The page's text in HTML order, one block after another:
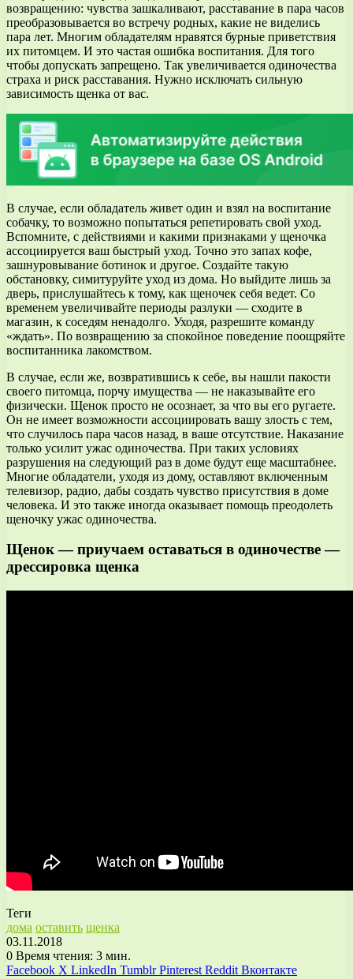
возвращению: чувства зашкаливают, расставание в пара часов
преобразовывается во встречу родных, какие не виделись
пара лет. Многим обладателям нравятся бурные приветствия
их питомцем. И это частая ошибка воспитания. Для того
чтобы допускать запрещено. Так увеличивается одиночества
страха и риск расставания. Нужно исключать сильную
зависимость щенка от вас.
В случае, если обладатель живет один и взял на воспитание
собачку, то возможно попытаться репетировать свой уход.
Вспомните, с действиями и какими признаками у щеночка
ассоциируется ваш быстрый уход. Точно это запах кофе,
зашнуровывание ботинок и другое. Создайте такую
обстановку, симитуруйте уход из дома. Но выйдите лишь за
дверь, прислушайтесь к тому, как щеночек себя ведет. Со
временем увеличивайте периоды разлуки — сходите в
магазин, к соседям ненадолго. Уходя, разрешите команду
«ждать». По возвращению за спокойное поведение поощряйте
воспитанника лакомством.
В случае, если же, возвратившись к себе, вы нашли пакости
своего питомца, порчу имущества — не наказывайте его
физически. Щенок просто не осознает, за что вы его ругаете.
Он не имеет возможности ассоциировать вашу злость с тем,
что случилось пара часов назад, в ваше отсутствие. Наказание
только усилит ужас одиночества. При таких условиях
разрушения на следующий раз в доме будут еще масштабнее.
Многие обладатели, уходя из дому, оставляют включенным
телевизор, радио, дабы создать чувство присутствия в доме
человека. И это также иногда оказывает помощь преодолеть
щеночку ужас одиночества.
Щенок — приучаем оставаться в одиночестве —
дрессировка щенка
Теги
дома оставить щенка
03.11.2018
0 Время чтения: 3 мин.
Facebook X LinkedIn Tumblr Pinterest Reddit Вконтакте